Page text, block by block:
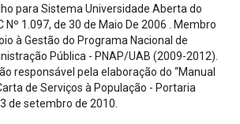
para Sistema Universidade Aberta do
Nº 1.097, de 30 de Maio De 2006 . Membro
à Gestão do Programa Nacional de
Pública - PNAP/UAB (2009-2012).
responsável pela elaboração do “Manual
de Serviços à População - Portaria
de setembro de 2010.